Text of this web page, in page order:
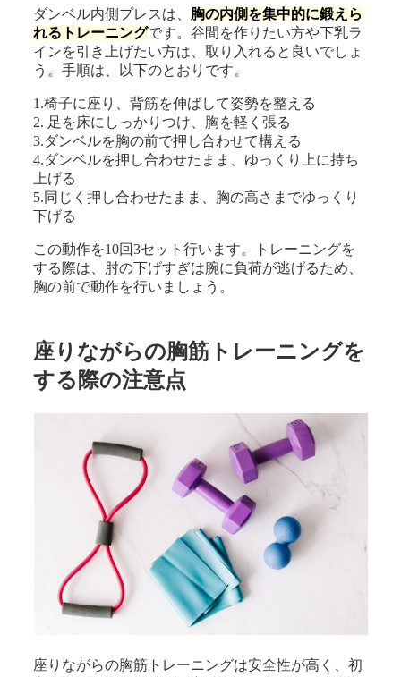
ダンベル内側プレスは、 胸の内側を集中的に鍛えら
れるトレーニングです。谷間を作りたい方や下乳ラ
インを引き上げたい方は、取り入れると良いでしょ
う。手順は、以下のとおりです。
1.椅子に座り、背筋を伸ばして姿勢を整える
2. 足を床にしっかりつけ、胸を軽く張る
3.ダンベルを胸の前で押し合わせて構える
4.ダンベルを押し合わせたまま、ゆっくり上に持ち
上げる
5.同じく押し合わせたまま、胸の高さまでゆっくり
下げる
この動作を10回3セット行います。トレーニングを
する際は、肘の下げすぎは腕に負荷が逃げるため、
胸の前で動作を行いましょう。
座りながらの胸筋トレーニングを
する際の注意点
座りながらの胸筋トレーニングは安全性が高く、初